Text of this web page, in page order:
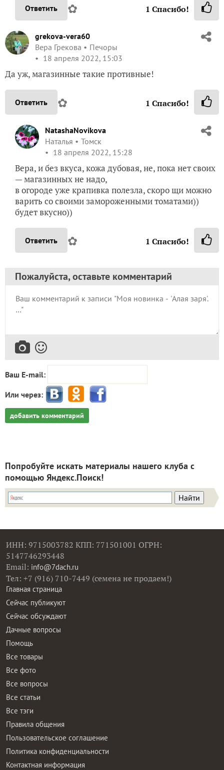
Ответить ✿ 1 Спасибо!
grekova-vera60
Вера Грекова
Печоры
18 апреля 2022, 15:03
Да уж, магазинные такие противные!
Ответить ✿ 1 Спасибо!
NatashaNovikova
Наталья
Томск
18 апреля 2022, 15:28
Вера, и без вкуса, кожа дубовая, не, пока нет своих
— магазинных не надо,
в огороде уже крапивка полезла, скоро щи можно
варить со своими замороженными томатами))
будет вкусно))
Ответить ✿ 1 Спасибо!
Пожалуйста, оставьте комментарий
Ваш E-mail:
Или через:
добавить комментарий
Попробуйте искать материалы нашего клуба с
помощью Яндекс.Поиск!
ИНН: 9715003782 КПП: 771501001 ОГРН:
5147746293448
Email: info@7dach.ru
Тел: +7 (916) 710-7449 (семена не продаем!)
Главная страница
Сейчас публикуют
Сейчас обсуждают
Дачные вопросы
Помощь
Все товары
Все фото
Все вопросы
Все статьи
Все тэги
Правила общения
Пользовательское соглашение
Политика конфиденциальности
Контактная информация